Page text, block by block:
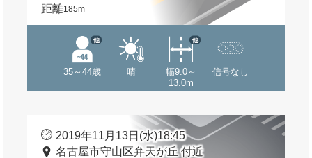
距離185m
35～44歳
他
晴
幅9.0～
13.0m
他
信号なし
2019年11月13日(水)18:45
名古屋市守山区弁天が丘 付近